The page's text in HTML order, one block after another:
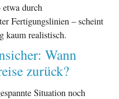
durch
Fertigungslinien – scheint
kaum realistisch.
Wann
zurück?
Situation noch